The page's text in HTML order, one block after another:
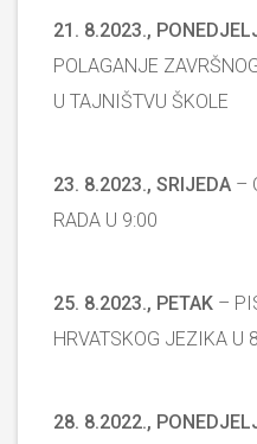
21. 8.2023.,
POLAGANJE
U TAJNIŠTVU ŠKOLE
23. 8.2023., SRIJEDA –
RADA U 9:00
25. 8.2023., PETAK –
HRVATSKOG JEZIKA U
28. 8.2022.,